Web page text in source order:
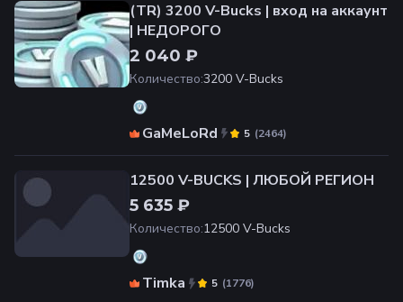
(TR) 3200 V-Bucks | вход на аккаунт
| НЕДОРОГО
2 040 ₽
Количество:3200 V-Bucks
GaMeLoRd (2464)
5
12500 V-BUCKS | ЛЮБОЙ РЕГИОН
5 635 ₽
Количество:12500 V-Bucks
Timka (1776)
5